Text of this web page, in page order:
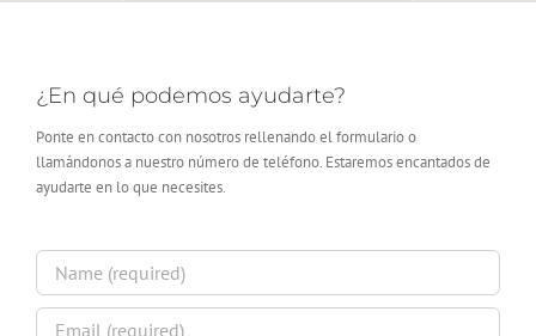
¿En qué podemos ayudarte?
Ponte en contacto con nosotros rellenando el formulario o
llamándonos a nuestro número de teléfono. Estaremos encantados de
ayudarte en lo que necesites.